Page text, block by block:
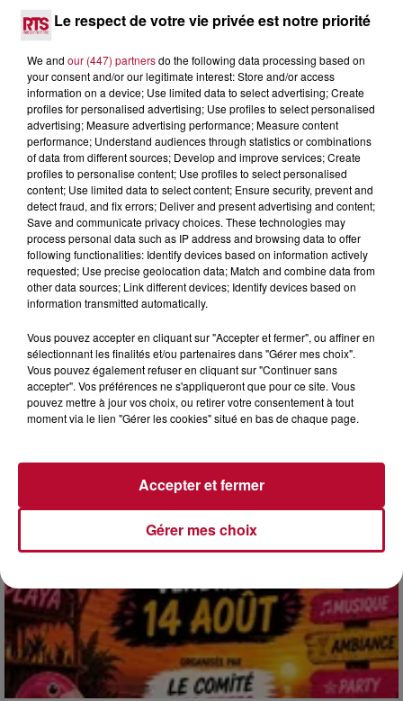
4 août 2026
FÊTE DE LA POLYNÉSIE À VILLEVEYRAC
4 août 2026
HÉRAULT, PYRÉNÉES-ORIENTALES : TROIS
SPOTS DE SNORKELING À EXPLORER...
Pas besoin de bouteilles de plongée lourdes ni de diplômes
complexes pour observer la vie sous-marine. Cet été, un
Le respect de votre vie privée est notre priorité
We and our (447) partnersdo the following data processing based on
your consent and/or our legitimate interest: Store and/or access
information on a device; Use limited data to select advertising; Create
profiles for personalised advertising; Use profiles to select personalised
advertising; Measure advertising performance; Measure content
performance; Understand audiences through statistics or combinations
of data from different sources; Develop and improve services; Create
profiles to personalise content; Use profiles to select personalised
content; Use limited data to select content; Ensure security, prevent and
detect fraud, and fix errors; Deliver and present advertising and content;
Save and communicate privacy choices. These technologies may
process personal data such as IP address and browsing data to offer
following functionalities: Identify devices based on information actively
requested; Use precise geolocation data; Match and combine data from
other data sources; Link different devices; Identify devices based on
information transmitted automatically.
Vous pouvez accepter en cliquant sur "Accepter et fermer", ou affiner en
sélectionnant les finalités et/ou partenaires dans "Gérer mes choix".
Vous pouvez également refuser en cliquant sur "Continuer sans
accepter". Vos préférences ne s'appliqueront que pour ce site. Vous
pouvez mettre à jour vos choix, ou retirer votre consentement à tout
moment via le lien "Gérer les cookies" situé en bas de chaque page.
Gérer mes choix
Accepter et fermer